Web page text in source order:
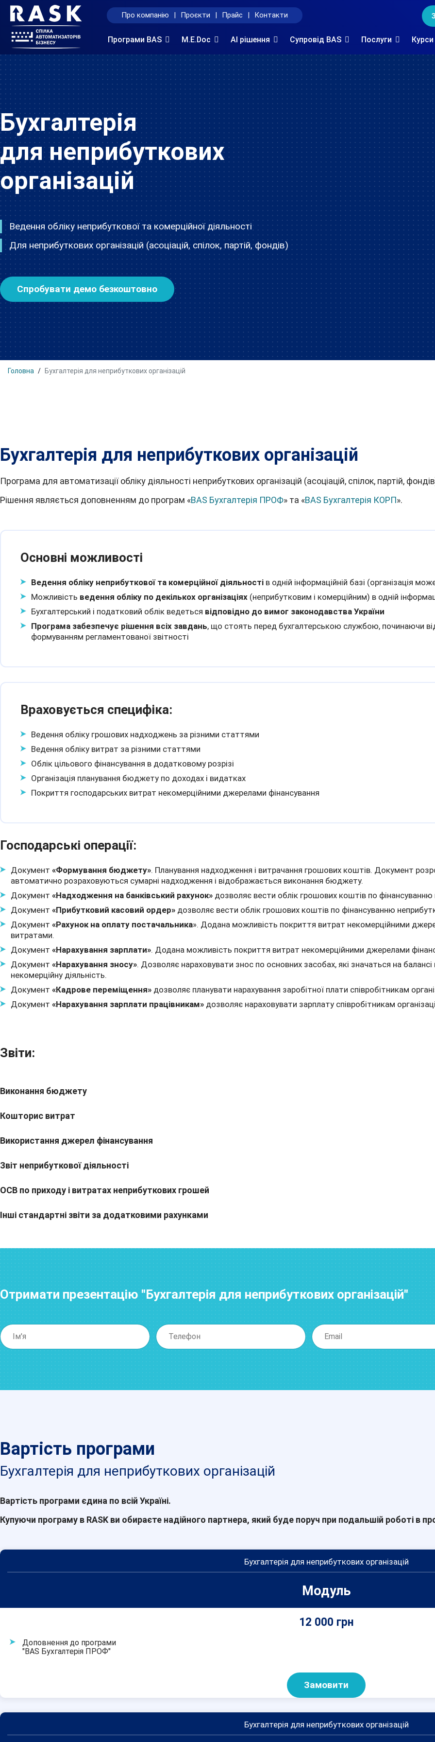
Про компанію | Проєкти | Прайс | Контакти
Програми BAS M.E.Doc AI рішення Супровід BAS Послуги Курси
Бухгалтерія
для неприбуткових
організацій
Ведення обліку неприбуткової та комерційної діяльності
Для неприбуткових організацій (асоціацій, спілок, партій, фондів)
Спробувати демо безкоштовно
Головна Бухгалтерія для неприбуткових організацій
Бухгалтерія для неприбуткових організацій
Програма для автоматизації обліку діяльності неприбуткових організацій (асоціацій, спілок, партій,
Рішення являється доповненням до програм «BAS Бухгалтерія ПРОФ» та «BAS Бухгалтерія КОРП».
Основні можливості
Ведення обліку неприбуткової та комерційної діяльності в одній інформаційній базі (організація
Можливість ведення обліку по декількох організаціях (неприбутковим і комерційним) в одній
Бухгалтерський і податковий облік ведеться відповідно до вимог законодавства України
Програма забезпечує рішення всіх завдань, що стоять перед бухгалтерською службою, починаючи
формуванням регламентованої звітності
Враховується специфіка:
Ведення обліку грошових надходжень за різними статтями
Ведення обліку витрат за різними статтями
Облік цільового фінансування в додатковому розрізі
Організація планування бюджету по доходах і видатках
Покриття господарських витрат некомерційними джерелами фінансування
Господарські операції:
Документ «Формування бюджету». Планування надходження і витрачання грошових коштів. Документ
автоматично розраховуються сумарні надходження і відображається виконання бюджету.
Документ «Надходження на банківський рахунок» дозволяє вести облік грошових коштів по фінансуванню
Документ «Прибутковий касовий ордер» дозволяє вести облік грошових коштів по фінансуванню
Документ «Рахунок на оплату постачальника». Додана можливість покриття витрат некомерційними
витратами.
Документ «Нарахування зарплати». Додана можливість покриття витрат некомерційними джерелами
Документ «Нарахування зносу». Дозволяє нараховувати знос по основних засобах, які значаться на балансі
некомерційну діяльність.
Документ «Кадрове переміщення» дозволяє планувати нарахування заробітної плати співробітникам
Документ «Нарахування зарплати працівникам» дозволяє нараховувати зарплату співробітникам
Звіти:
Виконання бюджету
Кошторис витрат
Використання джерел фінансування
Звіт неприбуткової діяльності
ОСВ по приходу і витратах неприбуткових грошей
Інші стандартні звіти за додатковими рахунками
Отримати презентацію "Бухгалтерія для неприбуткових організацій"
Вартість програми
Бухгалтерія для неприбуткових організацій
Вартість програми єдина по всій Україні.
Купуючи програму в RASK ви обираєте надійного партнера, який буде поруч при подальшій роботі в
Бухгалтерія для неприбуткових організацій
Модуль
12 000 грн
Доповнення до програми
"BAS Бухгалтерія ПРОФ"
Замовити
Бухгалтерія для неприбуткових організацій